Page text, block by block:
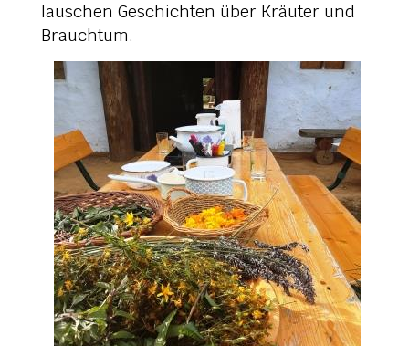
lauschen Geschichten über Kräuter und
Brauchtum.